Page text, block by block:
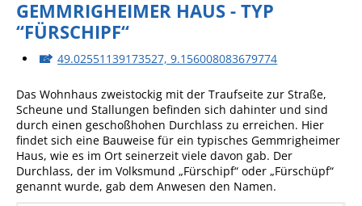
GEMMRIGHEIMER HAUS - TYP
“FÜRSCHIPF“
49.02551139173527, 9.156008083679774
Das Wohnhaus zweistockig mit der Traufseite zur Straße,
Scheune und Stallungen befinden sich dahinter und sind
durch einen geschoßhohen Durchlass zu erreichen. Hier
findet sich eine Bauweise für ein typisches Gemmrigheimer
Haus, wie es im Ort seinerzeit viele davon gab. Der
Durchlass, der im Volksmund „Fürschipf“ oder „Fürschüpf“
genannt wurde, gab dem Anwesen den Namen.